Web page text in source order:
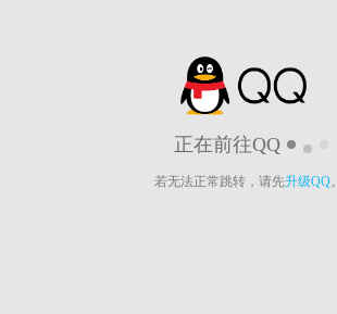
正在前往QQ
若无法正常跳转，请先升级QQ。